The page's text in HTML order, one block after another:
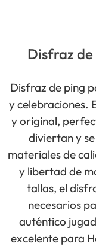
Disfraz de
Disfraz de ping
y celebraciones.
y original,
diviertan y
materiales de
y libertad de
tallas, el
necesarios
auténtico
excelente para